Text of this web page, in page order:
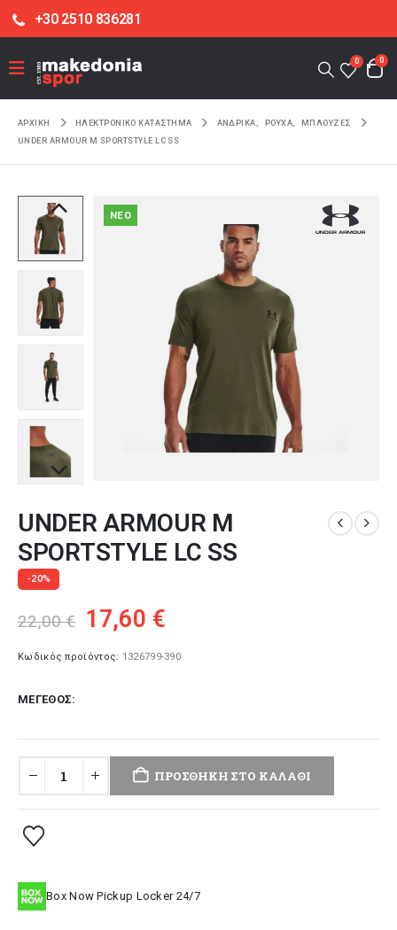
+30 2510 836281
0 0
ΑΡΧΙΚΉ ΗΛΕΚΤΡΟΝΙΚΌ ΚΑΤΆΣΤΗΜΑ ΑΝΔΡΙΚΑ ΡΟΥΧΑ
ΜΠΛΟΥΖΕΣ
UNDER ARMOUR M SPORTSTYLE LC SS
NEO
UNDER ARMOUR M
SPORTSTYLE LC SS
-20%
22,00€ Original
was:
17,60 €
τιμή
Κωδικός προϊόντος: 1326799-390
ΜΈΓΕΘΟΣ
ΠΡΟΣΘΉΚΗ ΣΤΟ ΚΑΛΆΘΙ
Box Now Pickup Locker 24/7